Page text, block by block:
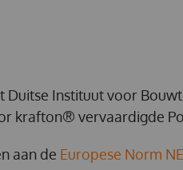
Instituut voor
krafton® vervaardigde
aan de Europese Norm